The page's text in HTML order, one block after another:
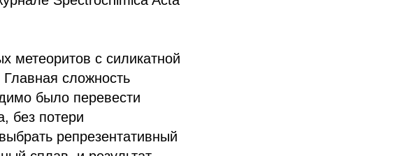
метеоритов с силикатной
сложность
было перевести
без потери
репрезентативный